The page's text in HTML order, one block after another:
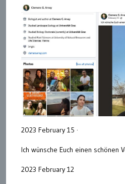
2023 February 15 ·
Ich wünsche Euch einen schönen
2023 February 12